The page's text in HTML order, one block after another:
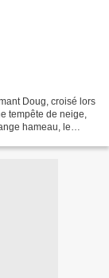
Doug, croisé lors
tempête de neige,
hameau, le